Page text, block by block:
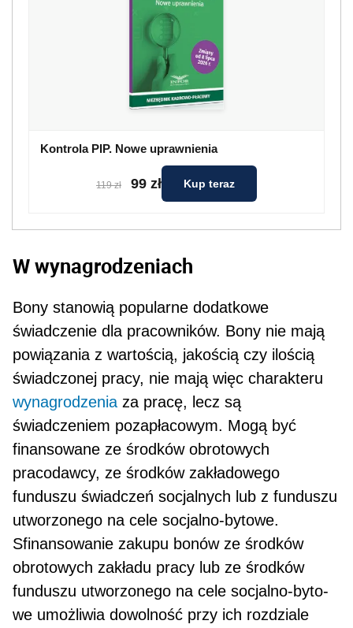
Kontrola PIP. Nowe uprawnienia
119 zł 99 zł Kup teraz
W wynagrodzeniach
Bony stanowią popularne dodatkowe
świadczenie dla pracowników. Bony nie mają
powiązania z war­tością, jakością czy ilością
świadczonej pracy, nie mają więc charakteru
wynagrodzenia za pracę, lecz są
świadczeniem pozapłacowym. Mogą być
finansowane ze środków obrotowych
pracodaw­cy, ze środków zakładowego
funduszu świadczeń socjalnych lub z funduszu
utworzonego na cele socjalno-bytowe.
Sfinansowanie zakupu bonów ze środków
obrotowych zakładu pracy lub ze środ­ków
funduszu utworzonego na cele socjalno-byto­
we umożliwia dowolność przy ich rozdziale